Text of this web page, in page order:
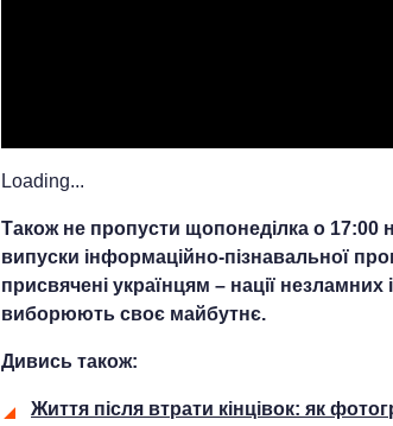
Loading...
Також не пропусти щопонеділка о 17:00
випуски інформаційно-пізнавальної
присвячені українцям – нації незламних
виборюють своє майбутнє.
Дивись також:
Життя після втрати кінцівок: як